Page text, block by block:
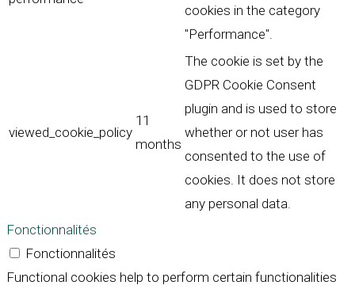
cookies in the category
"Performance".
viewed_cookie_policy
11
months
The cookie is set by the
GDPR Cookie Consent
plugin and is used to store
whether or not user has
consented to the use of
cookies. It does not store
any personal data.
Fonctionnalités
Fonctionnalités
Functional cookies help to perform certain functionalities